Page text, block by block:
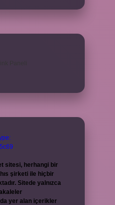
sitesi, herhangi bir
şirketi ile hiçbir
Sitede yalnızca
yer alan içerikler